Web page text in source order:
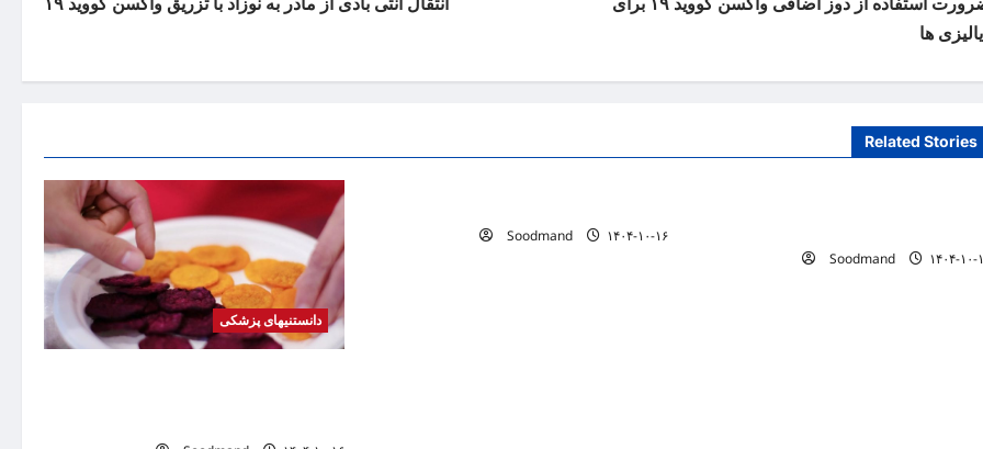
ها
Related Stories
دانستنیهای پزشکی
Soodmand
۱۰-۱۶
Soodmand
۱۴۰۴-۱۰-۱۶
دانستنیهای پزشکی